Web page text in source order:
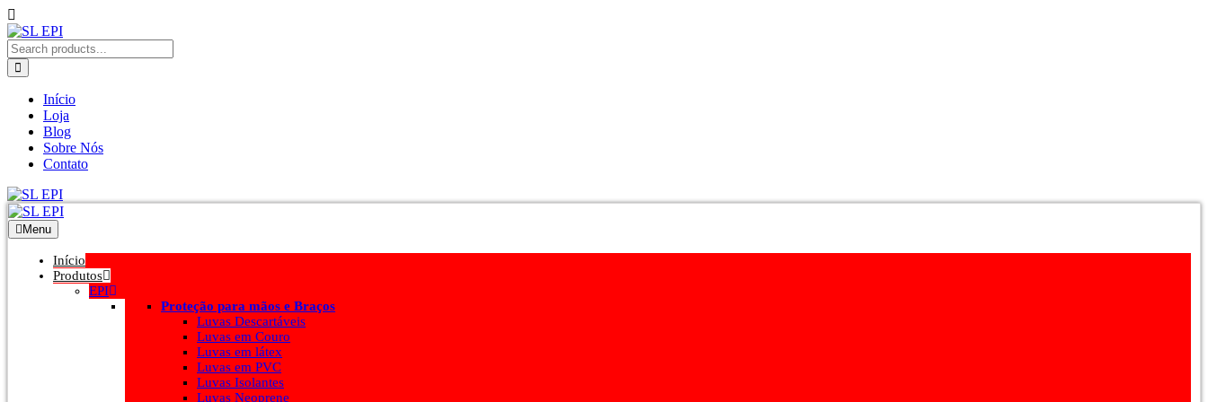
Início
Loja
Blog
Sobre Nós
Contato
Menu
Início
Produtos
EPI
Proteção para mãos e Braços
Luvas Descartáveis
Luvas em Couro
Luvas em látex
Luvas em PVC
Luvas Isolantes
Luvas Neoprene